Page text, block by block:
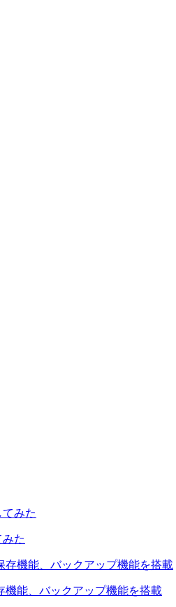
た
機能、バックアップ機能を搭載